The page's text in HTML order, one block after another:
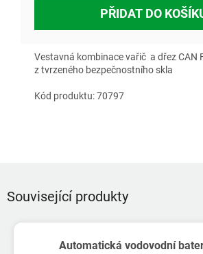
PŘIDAT DO
Vestavná kombinace vařič a dřez CAN
z tvrzeného bezpečnostního skla
Kód produktu:70797
Související produkty
Automatická vodovodní